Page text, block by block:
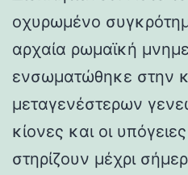
οχυρωμένο
αρχαία ρωμαϊκή
ενσωματώθηκε στην
μεταγενέστερων
κίονες και οι
στηρίζουν μέχρι